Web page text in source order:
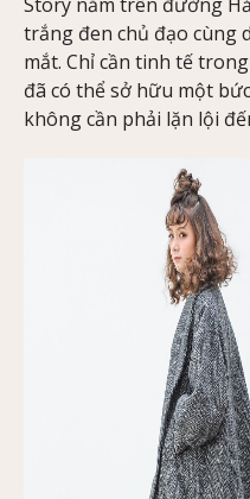
trắng đen chủ đạo cùng
mắt. Chỉ cần tinh tế
đã có thể sở hữu một
không cần phải lặn lội